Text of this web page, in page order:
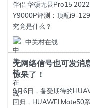
伴侣 华硕无畏Pro15
Y9000P评测：顶配i9-
究竟是什么？
中关村在线
无网络信号也可发消
惊呆了！
9月6日，备受期待的
回归，HUAWEI Mate50